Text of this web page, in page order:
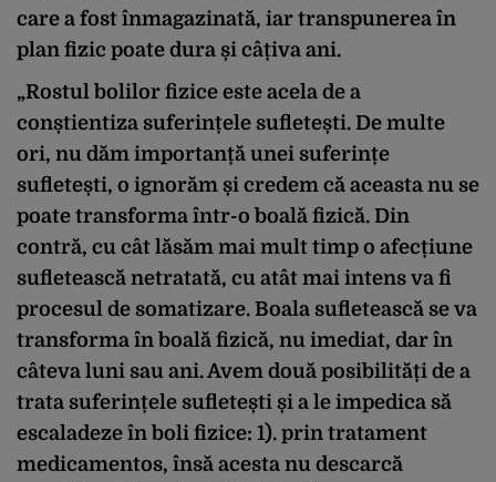
care a fost înmagazinată, iar transpunerea în
plan fizic poate dura și câțiva ani.
„Rostul bolilor fizice este acela de a
conștientiza suferințele sufletești. De multe
ori, nu dăm importanță unei suferințe
sufletești, o ignorăm și credem că aceasta nu se
poate transforma într-o boală fizică. Din
contră, cu cât lăsăm mai mult timp o afecțiune
sufletească netratată, cu atât mai intens va fi
procesul de somatizare. Boala sufletească se va
transforma în boală fizică, nu imediat, dar în
câteva luni sau ani. Avem două posibilități de a
trata suferințele sufletești și a le impedica să
escaladeze în boli fizice: 1). prin tratament
medicamentos, însă acesta nu descarcă